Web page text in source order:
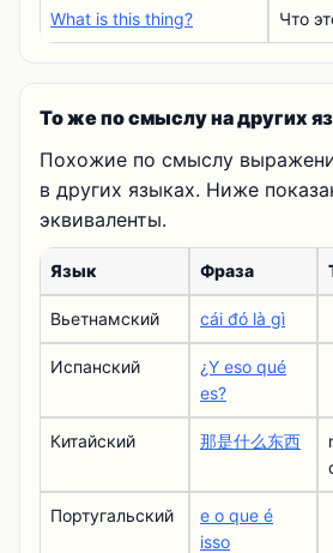
What is this thing? Что
То же по смыслу на других
Похожие по смыслу
в других языках. Ниже
эквиваленты.
Язык Фраза
Вьетнамский cái đó là gì
Испанский
¿Y eso qué
es?
Китайский 那是什么东西
Португальский
e o que é
isso